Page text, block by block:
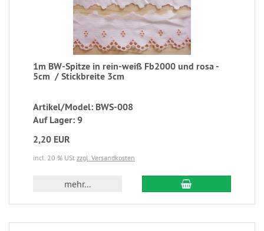
1m BW-Spitze in rein-weiß Fb2000 und rosa -
5cm ​​​​​​​/ Stickbreite 3cm
Artikel/Model: BWS-008
Auf Lager: 9
2,20 EUR
incl. 20 % USt zzgl. Versandkosten
mehr...